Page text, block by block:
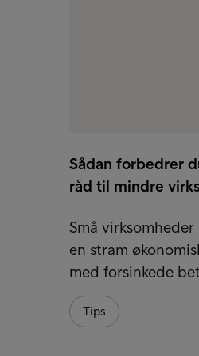
Sådan forbedrer
råd til mindre
Små
en stram
med forsinkede
Tips